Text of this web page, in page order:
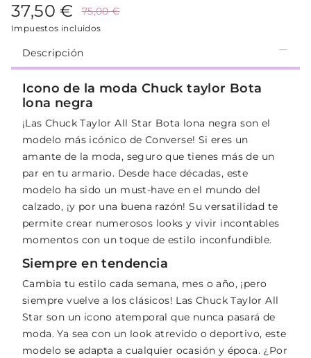
37,50 € 75,00 €
Impuestos incluidos
Descripción
Icono de la moda Chuck taylor Bota
lona negra
¡Las Chuck Taylor All Star Bota lona negra son el
modelo más icónico de Converse! Si eres un
amante de la moda, seguro que tienes más de un
par en tu armario. Desde hace décadas, este
modelo ha sido un must-have en el mundo del
calzado, ¡y por una buena razón! Su versatilidad te
permite crear numerosos looks y vivir incontables
momentos con un toque de estilo inconfundible.
Siempre en tendencia
Cambia tu estilo cada semana, mes o año, ¡pero
siempre vuelve a los clásicos! Las Chuck Taylor All
Star son un icono atemporal que nunca pasará de
moda. Ya sea con un look atrevido o deportivo, este
modelo se adapta a cualquier ocasión y época. ¿Por